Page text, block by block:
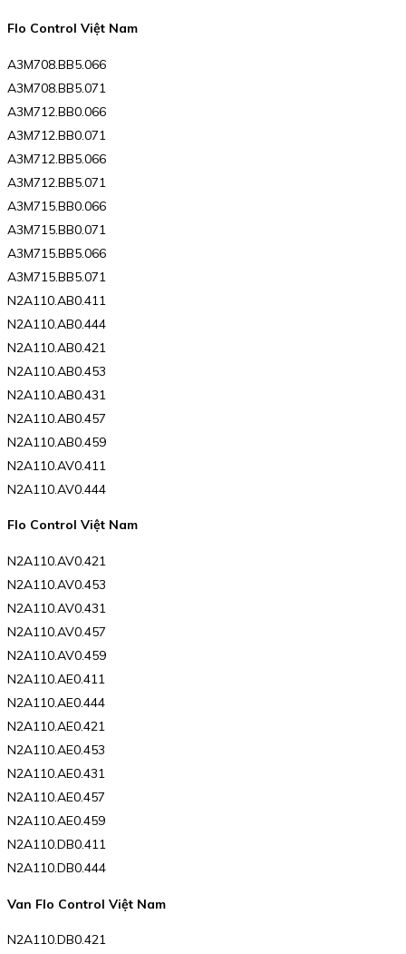
Flo Control Việt Nam
A3M708.BB5.066
A3M708.BB5.071
A3M712.BB0.066
A3M712.BB0.071
A3M712.BB5.066
A3M712.BB5.071
A3M715.BB0.066
A3M715.BB0.071
A3M715.BB5.066
A3M715.BB5.071
N2A110.AB0.411
N2A110.AB0.444
N2A110.AB0.421
N2A110.AB0.453
N2A110.AB0.431
N2A110.AB0.457
N2A110.AB0.459
N2A110.AV0.411
N2A110.AV0.444
Flo Control Việt Nam
N2A110.AV0.421
N2A110.AV0.453
N2A110.AV0.431
N2A110.AV0.457
N2A110.AV0.459
N2A110.AE0.411
N2A110.AE0.444
N2A110.AE0.421
N2A110.AE0.453
N2A110.AE0.431
N2A110.AE0.457
N2A110.AE0.459
N2A110.DB0.411
N2A110.DB0.444
Van Flo Control Việt Nam
N2A110.DB0.421